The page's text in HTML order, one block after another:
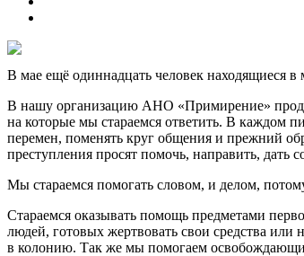
В мае ещё одиннадцать человек находящиеся
В нашу организацию АНО «Примирение»
на которые мы стараемся ответить. В
перемен, поменять круг общения и прежний
преступления просят помочь, направить, дать
Мы стараемся помогать словом, и делом,
Стараемся оказывать помощь предметами
людей, готовых жертвовать свои средства или
в колонию. Так же мы помогаем